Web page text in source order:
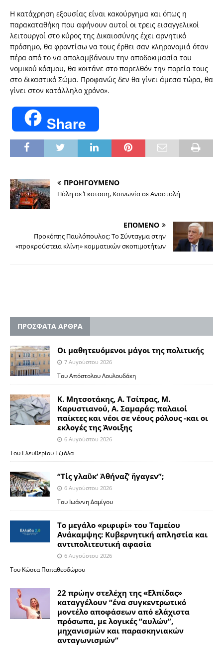
Η κατάχρηση εξουσίας είναι κακούργημα και όπως η
παρακαταθήκη που αφήνουν αυτοί οι τρεις εισαγγελικοί
λειτουργοί στο κύρος της Δικαιοσύνης έχει αρνητικό
πρόσημο, θα φροντίσω να τους έρθει σαν κληρονομιά όταν
πέρα από το να απολαμβάνουν την αποδοκιμασία του
νομικού κόσμου, θα κοιτάνε στο παρελθόν την πορεία τους
στο δικαστικό Σώμα. Προφανώς δεν θα γίνει άμεσα τώρα, θα
γίνει στον κατάλληλο χρόνο».
Share
ΠΡΟΗΓΟΥΜΕΝΟ
Πόλη σε Έκσταση, Κοινωνία σε Αναστολή
ΕΠΟΜΕΝΟ
Προκόπης Παυλόπουλος: Το Σύνταγμα στην
«προκρούστεια κλίνη» κομματικών σκοπιμοτήτων
ΠΡΟΣΦΑΤΑ ΑΡΘΡΑ
Οι μαθητευόμενοι μάγοι της πολιτικής
7 Αυγούστου 2026
Του Απόστολου Λουλουδάκη
Κ. Μητσοτάκης, Α. Τσίπρας, Μ.
Καρυστιανού, Α. Σαμαράς: παλαιοί
παίκτες και νέοι σε νέους ρόλους -και οι
εκλογές της Άνοιξης
6 Αυγούστου 2026
Του Ελευθερίου Τζιόλα
“Τίς γλαῦκ’ Ἀθήναζ’ ἤγαγεν”;
6 Αυγούστου 2026
Του Ιωάννη Δαμίγου
Το μεγάλο «ριφιφί» του Ταμείου
Ανάκαμψης: Κυβερνητική απληστία και
αντιπολιτευτική αφασία
6 Αυγούστου 2026
Του Κώστα Παπαθεοδώρου
22 πρώην στελέχη της «Ελπίδας»
καταγγέλουν “ένα συγκεντρωτικό
μοντέλο αποφάσεων από ελάχιστα
πρόσωπα, με λογικές “αυλών”,
μηχανισμών και παρασκηνιακών
ανταγωνισμών”